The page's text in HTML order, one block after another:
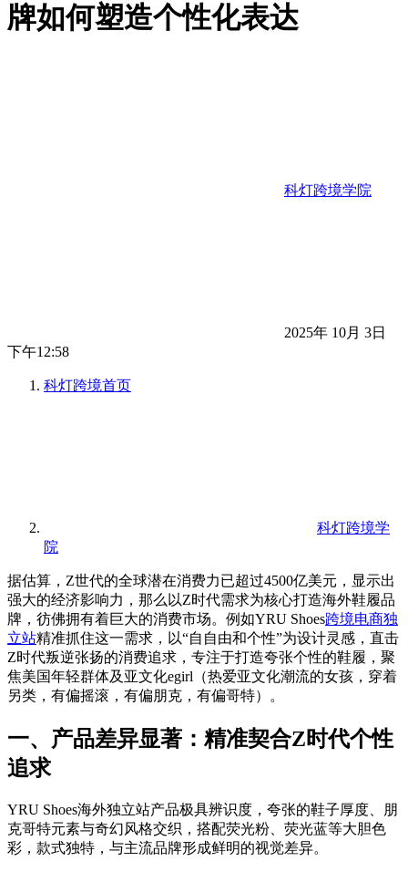
牌如何塑造个性化表达
科灯跨境学院
2025年 10月 3日
下午12:58
科灯跨境首页
科灯跨境学
院
据估算，Z世代的全球潜在消费力已超过4500亿美元，显示出
强大的经济影响力，那么以Z时代需求为核心打造海外鞋履品
牌，彷佛拥有着巨大的消费市场。例如YRU Shoes跨境电商独
立站精准抓住这一需求，以“自自由和个性”为设计灵感，直击
Z时代叛逆张扬的消费追求，专注于打造夸张个性的鞋履，聚
焦美国年轻群体及亚文化egirl（热爱亚文化潮流的女孩，穿着
另类，有偏摇滚，有偏朋克，有偏哥特）。
一、产品差异显著：精准契合Z时代个性
追求
YRU Shoes海外独立站产品极具辨识度，夸张的鞋子厚度、朋
克哥特元素与奇幻风格交织，搭配荧光粉、荧光蓝等大胆色
彩，款式独特，与主流品牌形成鲜明的视觉差异。